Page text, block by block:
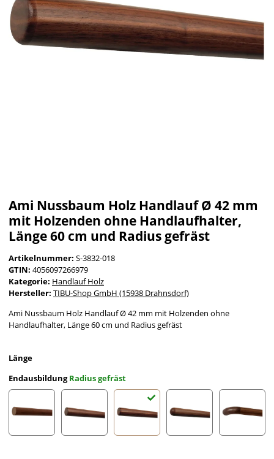
Ami Nussbaum Holz Handlauf Ø 42 mm
mit Holzenden ohne Handlaufhalter,
Länge 60 cm und Radius gefräst
Artikelnummer: S-3832-018
GTIN: 4056097266979
Kategorie: Handlauf Holz
Hersteller: TIBU-Shop GmbH (15938 Drahnsdorf)
Ami Nussbaum Holz Handlauf Ø 42 mm mit Holzenden ohne
Handlaufhalter, Länge 60 cm und Radius gefräst
Länge
EndausbildungRadius gefräst